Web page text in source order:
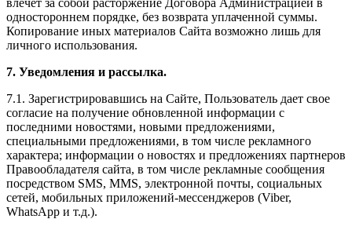
одностороннем порядке, без возврата уплаченной суммы.
Копирование иных материалов Сайта возможно лишь для
личного использования.
7. Уведомления и рассылка.
7.1. Зарегистрировавшись на Сайте, Пользователь дает свое
согласие на получение обновленной информации с
последними новостями, новыми предложениями,
специальными предложениями, в том числе рекламного
характера; информации о новостях и предложениях партнеров
Правообладателя сайта, в том числе рекламные сообщения
посредством SMS, MMS, электронной почты, социальных
сетей, мобильных приложений-мессенджеров (Viber,
WhatsApp и т.д.).